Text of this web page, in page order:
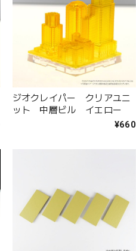
ジオクレイパー クリアユニ
ット 中層ビル イエロー
¥660